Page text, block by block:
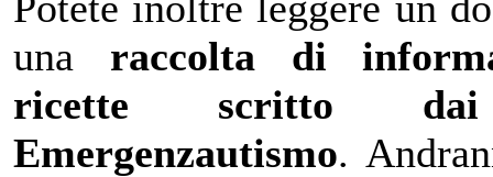
una raccolta di
ricette scritto
Emergenzautismo.